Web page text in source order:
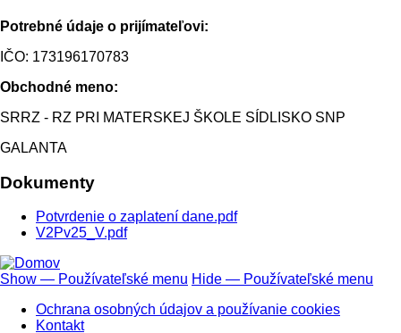
Potrebné údaje o prijímateľovi:
IČO: 173196170783
Obchodné meno:
SRRZ - RZ PRI MATERSKEJ ŠKOLE SÍDLISKO SNP
GALANTA
Dokumenty
Potvrdenie o zaplatení dane.pdf
V2Pv25_V.pdf
Používateľské
menu
Show — Používateľské menu Hide — Používateľské menu
Ochrana osobných údajov a používanie cookies
Kontakt